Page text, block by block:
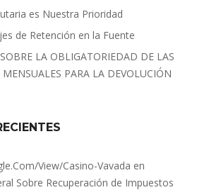
es Nuestra Prioridad
de Retención en la Fuente
LA OBLIGATORIEDAD DE LAS
MENSUALES PARA LA DEVOLUCIÓN
view/Casino-Vavada en
Sobre Recuperación de Impuestos